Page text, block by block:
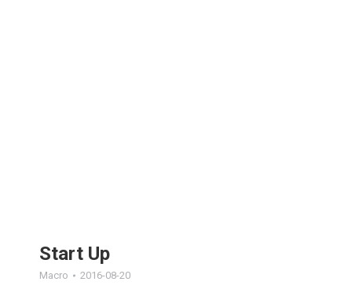
Start Up
Macro 2016-08-20